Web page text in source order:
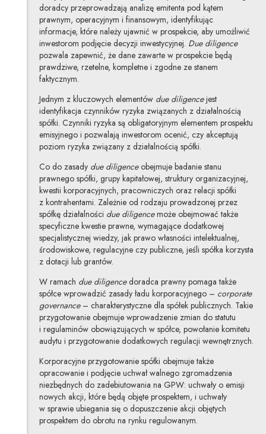
doradcy przeprowadzają analizę emitenta pod kątem
prawnym, operacyjnym i finansowym, identyfikując
informacje, które należy ujawnić w prospekcie, aby umożliwić
inwestorom podjęcie decyzji inwestycyjnej. Due diligence
pozwala zapewnić, że dane zawarte w prospekcie będą
prawdziwe, rzetelne, kompletne i zgodne ze stanem
faktycznym.
Jednym z kluczowych elementów due diligencejest
identyfikacja czynników ryzyka związanych z działalnością
spółki. Czynniki ryzyka są obligatoryjnym elementem prospektu
emisyjnego i pozwalają inwestorom ocenić, czy akceptują
poziom ryzyka związany z działalnością spółki.
Co do zasady due diligenceobejmuje badanie stanu
prawnego spółki, grupy kapitałowej, struktury organizacyjnej,
kwestii korporacyjnych, pracowniczych oraz relacji spółki
z kontrahentami. Zależnie od rodzaju prowadzonej przez
spółkę działalności due diligencemoże obejmować także
specyficzne kwestie prawne, wymagające dodatkowej
specjalistycznej wiedzy, jak prawo własności intelektualnej,
środowiskowe, regulacyjne czy publiczne, jeśli spółka korzysta
z dotacji lub grantów.
W ramach due diligencedoradca prawny pomaga także
spółce wprowadzić zasady ładu korporacyjnego – corporate
governance– charakterystyczne dla spółek publicznych. Takie
przygotowanie obejmuje wprowadzenie zmian do statutu
i regulaminów obowiązujących w spółce, powołanie komitetu
audytu i przygotowanie dodatkowych regulacji wewnętrznych.
Korporacyjne przygotowanie spółki obejmuje także
opracowanie i podjęcie uchwał walnego zgromadzenia
niezbędnych do zadebiutowania na GPW: uchwały o emisji
nowych akcji, które będą objęte prospektem, i uchwały
w sprawie ubiegania się o dopuszczenie akcji objętych
prospektem do obrotu na rynku regulowanym.